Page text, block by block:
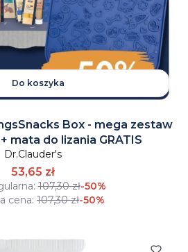
Do koszyka
Box - mega zestaw
mata do lizania GRATIS
Dr.Clauder's
53,65 zł
107,30 zł-50%
cena: 107,30 zł-50%